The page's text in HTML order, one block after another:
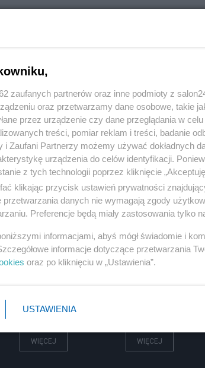
Rosja
PiS
WIĘCEJ
Biznes
Pieniądze
WIĘCEJ
zaufanych partnerów oraz inne podmioty z
oraz przetwarzamy dane osobowe, takie
przez urządzenie czy dane przeglądania w
treści, pomiar reklam i treści, badanie
i Zaufani Partnerzy możemy używać dokładnych
urządzenia do celów identyfikacji.
z tych technologii poprzez kliknięcie
klikając przycisk ustawień prywatności
przetwarzania danych nie wymagają zgody
Preferencje będą miały zastosowania tylko
informacjami, abyś mógł świadomie i
informacje dotyczące przetwarzania
oraz po kliknięciu w „Ustawienia”.
USTAWIENIA